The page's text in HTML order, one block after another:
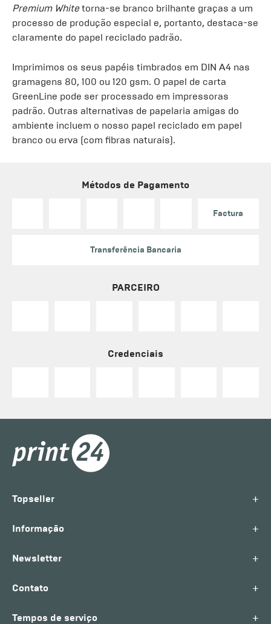
Premium Whitetorna-se branco brilhante graças a um
processo de produção especial e, portanto, destaca-se
claramente do papel reciclado padrão.
Imprimimos os seus papéis timbrados em DIN A4 nas
gramagens 80, 100 ou 120 gsm. O papel de carta
GreenLine pode ser processado em impressoras
padrão. Outras alternativas de papelaria amigas do
ambiente incluem o nosso papel reciclado em papel
branco ou erva (com fibras naturais).
Métodos de Pagamento
Factura
Transferência Bancaria
PARCEIRO
Credenciais
Topseller +
Informação +
Newsletter +
Contato +
Tempos de serviço +